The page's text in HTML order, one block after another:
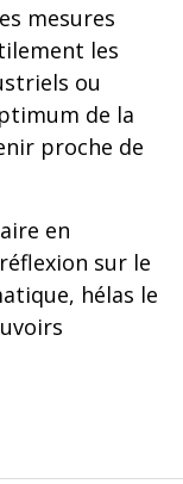
mesures
les
ou
de la
proche de
en
sur le
hélas le